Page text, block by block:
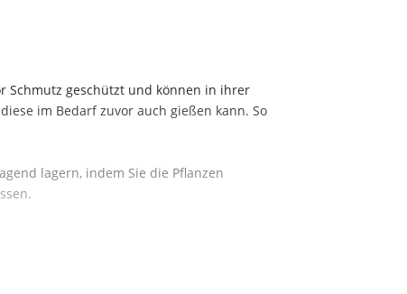
Schmutz geschützt und können in ihrer
im Bedarf zuvor auch gießen kann. So
lagern, indem Sie die Pflanzen